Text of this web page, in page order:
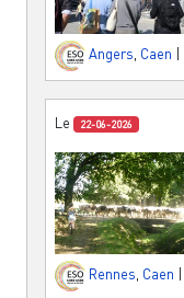
Angers Caen
Le 22-06-2026
Rennes, Caen